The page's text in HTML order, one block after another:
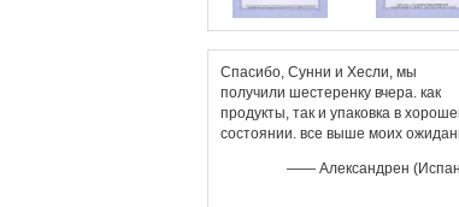
Спасибо, Сунни и Хесли, мы
получили шестеренку вчера. как
продукты, так и упаковка в
состоянии. все выше моих
—— Александрен